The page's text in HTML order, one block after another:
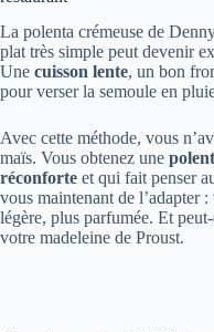
La polenta crémeuse de
plat très simple peut devenir
Une cuisson lente, un bon
pour verser la semoule en
Avec cette méthode, vous
maïs. Vous obtenez une
réconforte et qui fait penser
vous maintenant de l’adapter
légère, plus parfumée. Et
votre madeleine de Proust.